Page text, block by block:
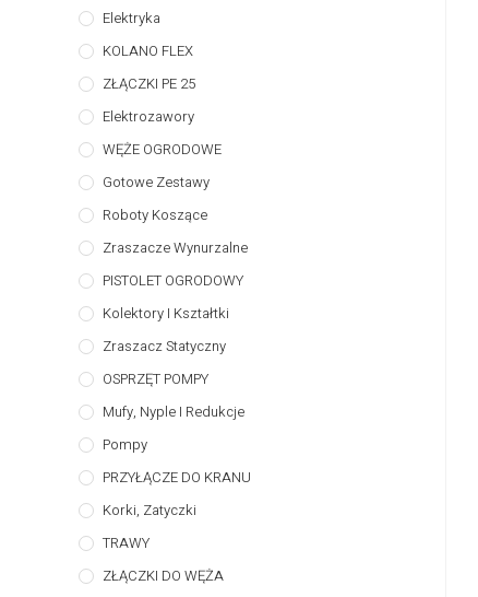
Elektryka
KOLANO FLEX
ZŁĄCZKI PE 25
Elektrozawory
WĘŻE OGRODOWE
Gotowe Zestawy
Roboty Koszące
Zraszacze Wynurzalne
PISTOLET OGRODOWY
Kolektory I Kształtki
Zraszacz Statyczny
OSPRZĘT POMPY
Mufy, Nyple I Redukcje
Pompy
PRZYŁĄCZE DO KRANU
Korki, Zatyczki
TRAWY
ZŁĄCZKI DO WĘŻA